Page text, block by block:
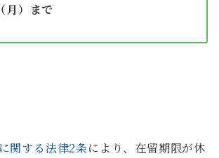
）まで
関する法律2条により、在留期限が休